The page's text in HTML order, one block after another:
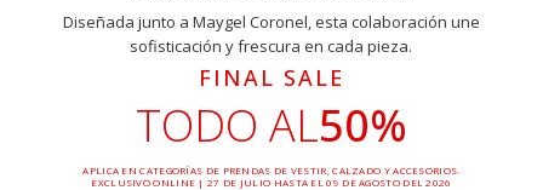
Diseñada junto a Maygel Coronel, esta colaboración une
sofisticación y frescura en cada pieza.
FINAL SALE
TODO AL50%
APLICA EN CATEGORÍAS DE PRENDAS DE VESTIR, CALZADO Y ACCESORIOS.
EXCLUSIVO ONLINE | 27 DE JULIO HASTA EL 09 DE AGOSTO DEL 2026